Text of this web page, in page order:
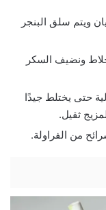
ويتم سلق البنجر
ونضيف السكر
حتى يختلط جيدًا
ثقيل.
من الفراولة.